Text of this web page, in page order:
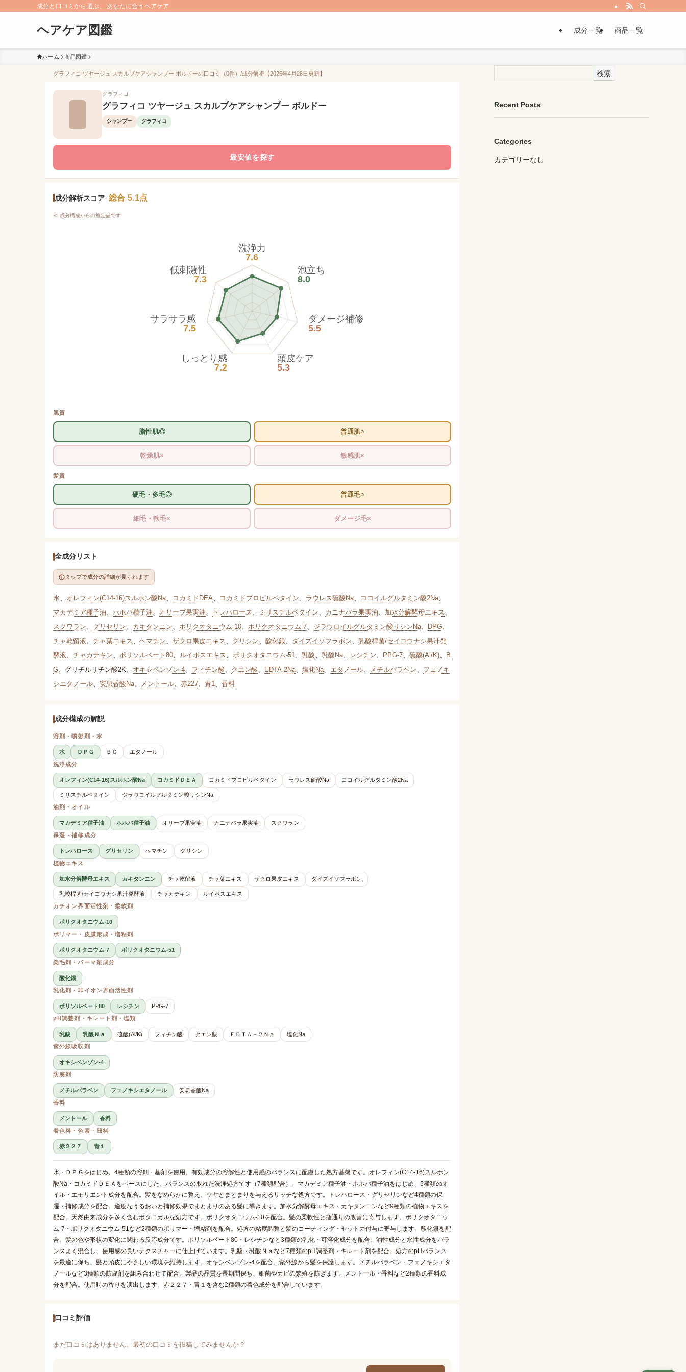
成分と口コミから選ぶ、 あなたに合うヘアケア
ヘアケア図鑑 成分一覧 商品一覧
ホーム 商品図鑑
グラフィコ ツヤージュ スカルプケアシャンプー ボルドーの口コミ（0件）/成分解析【2026年4月26日更新】
グラフィコ
グラフィコ ツヤージュ スカルプケアシャンプー ボルドー
シャンプー グラフィコ
最安値を探す
成分解析スコア 総合 5.1点
※ 成分構成からの推定値です
洗浄力
7.6
泡立ち
8.0
ダメージ補修
5.5
頭皮ケア
5.3
しっとり感
7.2
サラサラ感
7.5
低刺激性
7.3
肌質
脂性肌◎ 普通肌○
乾燥肌× 敏感肌×
髪質
硬毛・多毛◎ 普通毛○
細毛・軟毛× ダメージ毛×
全成分リスト
タップで成分の詳細が見られます
水、 オレフィン(C14-16)スルホン酸Na、 コカミドDEA、 コカミドプロピルベタイン、 ラウレス硫酸Na、 ココイルグルタミン酸2Na、
マカデミア種子油、 ホホバ種子油、 オリーブ果実油、 トレハロース、 ミリスチルベタイン、 カニナバラ果実油、 加水分解酵母エキス、
スクワラン、 グリセリン、 カキタンニン、 ポリクオタニウム-10、 ポリクオタニウム-7、 ジラウロイルグルタミン酸リシンNa、 DPG、
チャ乾留液、 チャ葉エキス、 ヘマチン、 ザクロ果皮エキス、 グリシン、 酸化銀、 ダイズイソフラボン、 乳酸桿菌/セイヨウナシ果汁発
酵液、 チャカテキン、 ポリソルベート80、 ルイボスエキス、 ポリクオタニウム-51、 乳酸、 乳酸Na、 レシチン、 PPG-7、 硫酸(Al/K)、
B
G、 グリチルリチン酸2K、 オキシベンゾン-4、 フィチン酸、 クエン酸、 EDTA-2Na、 塩化Na、 エタノール、 メチルパラベン、 フェノキ
シエタノール、 安息香酸Na、 メントール、 赤227、 青1、 香料
成分構成の解説
溶剤・噴射剤・水
水 ＤＰＧ ＢＧ
エタノール
洗浄成分
オレフィン(C14-16)スルホン酸Na コカミドＤＥＡ コカミドプロピルベタイン ラウレス硫酸Na ココイルグルタミン酸2Na
ミリスチルベタイン
ジラウロイルグルタミン酸リシンNa
油剤・オイル
マカデミア種子油 ホホバ種子油 オリーブ果実油 カニナバラ果実油
スクワラン
保湿・補修成分
トレハロース グリセリン ヘマチン
グリシン
植物エキス
加水分解酵母エキス カキタンニン チャ乾留液 チャ葉エキス ザクロ果皮エキス ダイズイソフラボン
乳酸桿菌/セイヨウナシ果汁発酵液 チャカテキン
ルイボスエキス
カチオン界面活性剤・柔軟剤
ポリクオタニウム-10
ポリマー・皮膜形成・増粘剤
ポリクオタニウム-7
ポリクオタニウム-51
染毛剤・パーマ剤成分
酸化銀
乳化剤・非イオン界面活性剤
ポリソルベート80 レシチン
PPG-7
pH調整剤・キレート剤・塩類
乳酸 乳酸Ｎａ 硫酸(Al/K) フィチン酸 クエン酸 ＥＤＴＡ－２Ｎａ
塩化Na
紫外線吸収剤
オキシベンゾン-4
防腐剤
メチルパラベン フェノキシエタノール
安息香酸Na
香料
メントール
香料
着色料・色素・顔料
赤２２７ 青１
水・ＤＰＧをはじめ、4種類の溶剤・基剤を使用。有効成分の溶解性と使用感のバランスに配慮した処方基盤です。オレフィン(C14-16)スルホン
酸Na・コカミドＤＥＡをベースにした、バランスの取れた洗浄処方です（7種類配合）。マカデミア種子油・ホホバ種子油をはじめ、5種類のオ
イル・エモリエント成分を配合。髪をなめらかに整え、ツヤとまとまりを与えるリッチな処方です。トレハロース・グリセリンなど4種類の保
湿・補修成分を配合。適度なうるおいと補修効果でまとまりのある髪に導きます。加水分解酵母エキス・カキタンニンなど9種類の植物エキスを
配合。天然由来成分を多く含むボタニカルな処方です。ポリクオタニウム-10を配合。髪の柔軟性と指通りの改善に寄与します。ポリクオタニウ
ム-7・ポリクオタニウム-51など2種類のポリマー・増粘剤を配合。処方の粘度調整と髪のコーティング・セット力付与に寄与します。酸化銀を配
合。髪の色や形状の変化に関わる反応成分です。ポリソルベート80・レシチンなど3種類の乳化・可溶化成分を配合。油性成分と水性成分をバラ
ンスよく混合し、使用感の良いテクスチャーに仕上げています。乳酸・乳酸Ｎａなど7種類のpH調整剤・キレート剤を配合。処方のpHバランス
を最適に保ち、髪と頭皮にやさしい環境を維持します。オキシベンゾン-4を配合。紫外線から髪を保護します。メチルパラベン・フェノキシエタ
ノールなど3種類の防腐剤を組み合わせて配合。製品の品質を長期間保ち、細菌やカビの繁殖を防ぎます。メントール・香料など2種類の香料成
分を配合。使用時の香りを演出します。赤２２７・青１を含む2種類の着色成分を配合しています。
口コミ評価
まだ口コミはありません。最初の口コミを投稿してみませんか？
検索
Recent Posts
Categories
カテゴリーなし